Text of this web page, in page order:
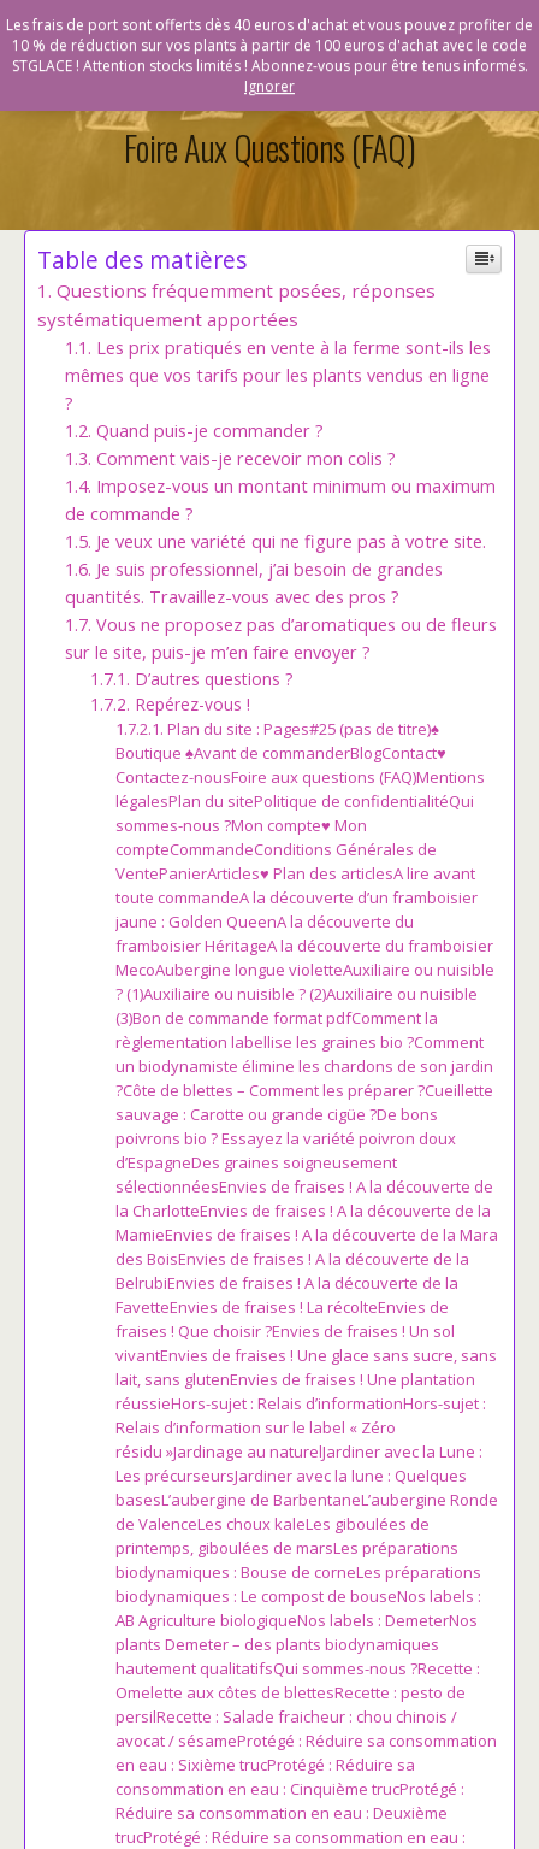
Vente en ligne de plants bio & Demeter - Bioling
Foire Aux Questions (FAQ)
Table des matières
Questions fréquemment posées, réponses
systématiquement apportées
Les prix pratiqués en vente à la ferme sont-ils les
mêmes que vos tarifs pour les plants vendus en ligne
?
Quand puis-je commander ?
Comment vais-je recevoir mon colis ?
Imposez-vous un montant minimum ou maximum
de commande ?
Je veux une variété qui ne figure pas à votre site.
Je suis professionnel, j’ai besoin de grandes
quantités. Travaillez-vous avec des pros ?
Vous ne proposez pas d’aromatiques ou de fleurs
sur le site, puis-je m’en faire envoyer ?
D’autres questions ?
Repérez-vous !
Plan du site : Pages#25 (pas de titre)♠
Boutique ♠Avant de commanderBlogContact♥
Contactez-nousFoire aux questions (FAQ)Mentions
légalesPlan du sitePolitique de confidentialitéQui
sommes-nous ?Mon compte♥ Mon
compteCommandeConditions Générales de
VentePanierArticles♥ Plan des articlesA lire avant
toute commandeA la découverte d’un framboisier
jaune : Golden QueenA la découverte du
framboisier HéritageA la découverte du framboisier
MecoAubergine longue violetteAuxiliaire ou nuisible
? (1)Auxiliaire ou nuisible ? (2)Auxiliaire ou nuisible
(3)Bon de commande format pdfComment la
règlementation labellise les graines bio ?Comment
un biodynamiste élimine les chardons de son jardin
?Côte de blettes – Comment les préparer ?Cueillette
sauvage : Carotte ou grande cigüe ?De bons
poivrons bio ? Essayez la variété poivron doux
d’EspagneDes graines soigneusement
sélectionnéesEnvies de fraises ! A la découverte de
la CharlotteEnvies de fraises ! A la découverte de la
MamieEnvies de fraises ! A la découverte de la Mara
des BoisEnvies de fraises ! A la découverte de la
BelrubiEnvies de fraises ! A la découverte de la
FavetteEnvies de fraises ! La récolteEnvies de
fraises ! Que choisir ?Envies de fraises ! Un sol
vivantEnvies de fraises ! Une glace sans sucre, sans
lait, sans glutenEnvies de fraises ! Une plantation
réussieHors-sujet : Relais d’informationHors-sujet :
Relais d’information sur le label « Zéro
résidu »Jardinage au naturelJardiner avec la Lune :
Les précurseursJardiner avec la lune : Quelques
basesL’aubergine de BarbentaneL’aubergine Ronde
de ValenceLes choux kaleLes giboulées de
printemps, giboulées de marsLes préparations
biodynamiques : Bouse de corneLes préparations
biodynamiques : Le compost de bouseNos labels :
AB Agriculture biologiqueNos labels : DemeterNos
plants Demeter – des plants biodynamiques
hautement qualitatifsQui sommes-nous ?Recette :
Omelette aux côtes de blettesRecette : pesto de
persilRecette : Salade fraicheur : chou chinois /
avocat / sésameProtégé : Réduire sa consommation
en eau : Sixième trucProtégé : Réduire sa
consommation en eau : Cinquième trucProtégé :
Réduire sa consommation en eau : Deuxième
trucProtégé : Réduire sa consommation en eau :
Les frais de port sont offerts dès 40 euros d'achat et vous pouvez profiter de
10 % de réduction sur vos plants à partir de 100 euros d'achat avec le code
STGLACE ! Attention stocks limités ! Abonnez-vous pour être tenus informés.
Ignorer